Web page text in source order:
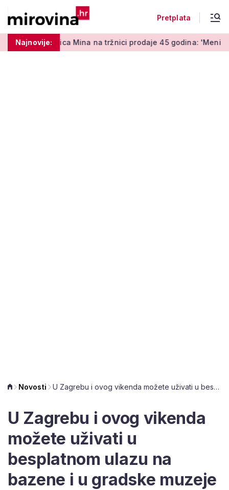
Pretplata
Najnovije:
Mina na tržnici prodaje 45 godina: 'Meni je ovo zabava
Novosti U Zagrebu i ovog vikenda možete uživati u besplatnom ulazu na bazene i u gradske muzeje
U Zagrebu i ovog vikenda
možete uživati u
besplatnom ulazu na
bazene i u gradske muzeje